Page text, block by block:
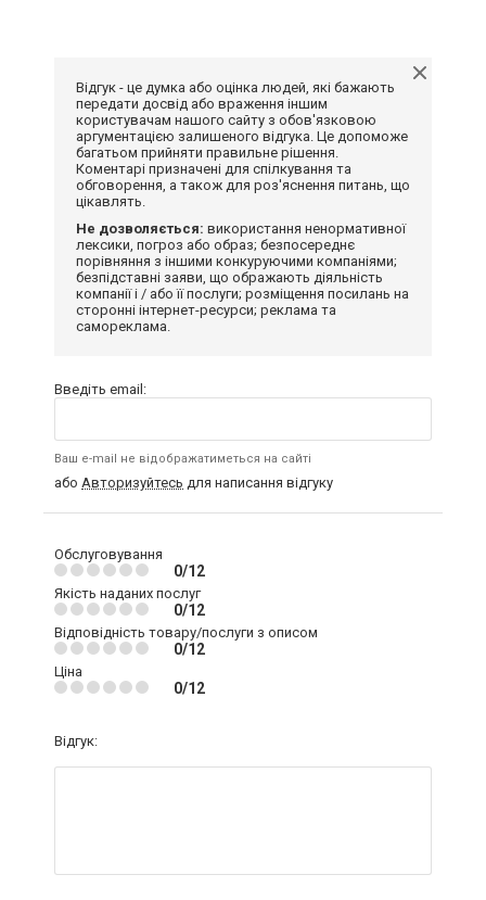
Відгук - це думка або оцінка людей, які бажають
передати досвід або враження іншим
користувачам нашого сайту з обов'язковою
аргументацією залишеного відгука. Це допоможе
багатьом прийняти правильне рішення.
Коментарі призначені для спілкування та
обговорення, а також для роз'яснення питань, що
цікавлять.
Не дозволяється: використання ненормативної
лексики, погроз або образ; безпосереднє
порівняння з іншими конкуруючими компаніями;
безпідставні заяви, що ображають діяльність
компанії і / або її послуги; розміщення посилань на
сторонні інтернет-ресурси; реклама та
самореклама.
Введіть email:
Ваш e-mail не відображатиметься на сайті
або Авторизуйтесь для написання відгуку
Обслуговування
0/12
Якість наданих послуг
0/12
Відповідність товару/послуги з описом
0/12
Ціна
0/12
Відгук: